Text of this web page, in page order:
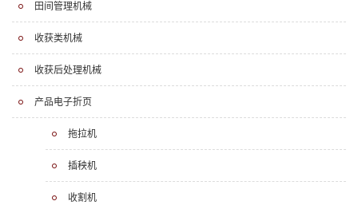
田间管理机械
收获类机械
收获后处理机械
产品电子折页
拖拉机
插秧机
收割机